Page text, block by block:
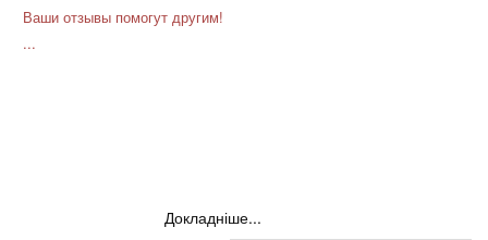
Ваши отзывы помогут другим!
...
Докладніше...